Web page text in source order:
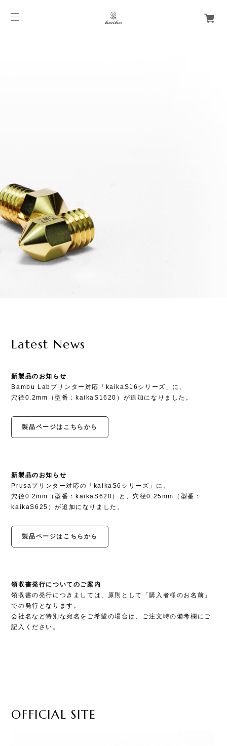
Latest News
新製品のお知らせ
Bambu Labプリンター対応「kaikaS16シリーズ」に、
穴径0.2mm（型番：kaikaS1620）が追加になりました。
製品ページはこちらから
新製品のお知らせ
Prusaプリンター対応の「kaikaS6シリーズ」に、
穴径0.2mm（型番：kaikaS620）と、穴径0.25mm（型番：
kaikaS625）が追加になりました。
製品ページはこちらから
領収書発行についてのご案内
領収書の発行につきましては、原則として「購入者様のお名前」
での発行となります。
会社名など特別な宛名をご希望の場合は、ご注文時の備考欄にご
記入ください。
OFFICIAL SITE